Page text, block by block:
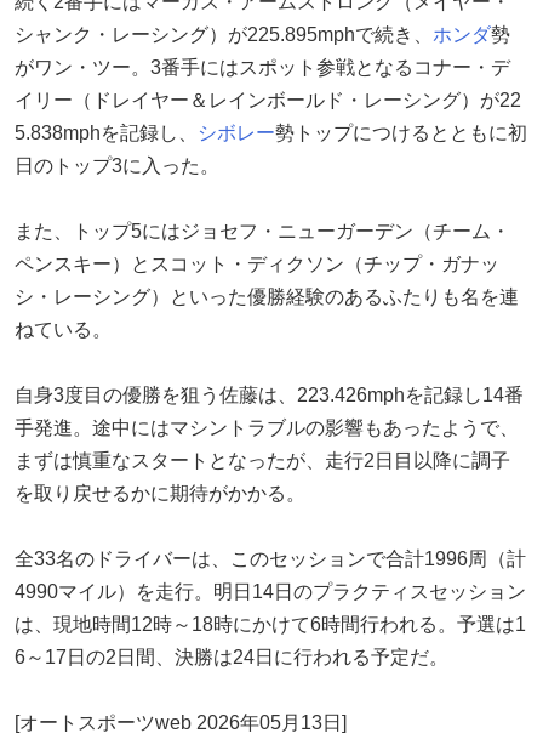
シャンク・レーシング）が225.895mphで続き、 ホンダ勢
がワン・ツー。3番手にはスポット参戦となるコナー・デ
イリー（ドレイヤー＆レインボールド・レーシング）が22
5.838mphを記録し、
シボレー勢トップにつけるとともに初
日のトップ3に入った。
また、トップ5にはジョセフ・ニューガーデン（チーム・
ペンスキー）とスコット・ディクソン（チップ・ガナッ
シ・レーシング）といった優勝経験のあるふたりも名を連
ねている。
自身3度目の優勝を狙う佐藤は、223.426mphを記録し14番
手発進。途中にはマシントラブルの影響もあったようで、
まずは慎重なスタートとなったが、走行2日目以降に調子
を取り戻せるかに期待がかかる。
全33名のドライバーは、このセッションで合計1996周（計
4990マイル）を走行。明日14日のプラクティスセッション
は、現地時間12時～18時にかけて6時間行われる。予選は1
6～17日の2日間、決勝は24日に行われる予定だ。
[オートスポーツweb 2026年05月13日]